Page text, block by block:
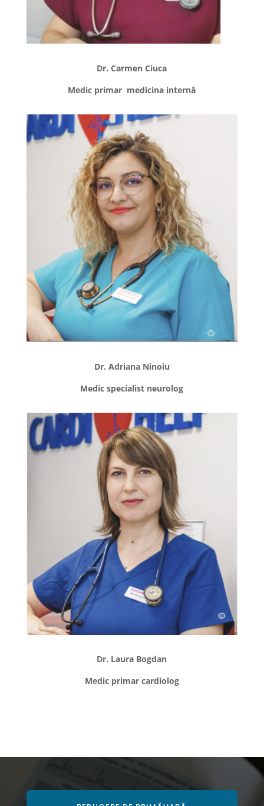
Dr. Carmen Ciuca
Medic primar medicina internă
Dr. Adriana Ninoiu
Medic specialist neurolog
Dr. Laura Bogdan
Medic primar cardiolog